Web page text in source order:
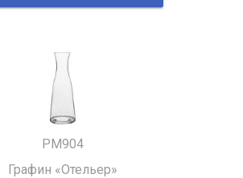
PM904
Графин «Отельер»